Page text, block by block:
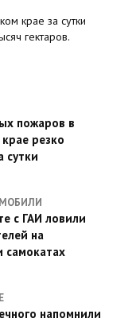
крае за сутки
гектаров.
пожаров в
резко
сутки
с ГАИ ловили
на
самокатах
напомнили